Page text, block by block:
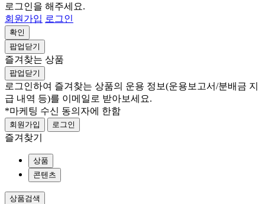
로그인을 해주세요.
회원가입 로그인
확인
팝업닫기
즐겨찾는 상품
팝업닫기
로그인하여 즐겨찾는 상품의 운용 정보(운용보고서/분배금 지
급 내역 등)를 이메일로 받아보세요.
*마케팅 수신 동의자에 한함
회원가입 로그인
즐겨찾기
상품
콘텐츠
상품검색